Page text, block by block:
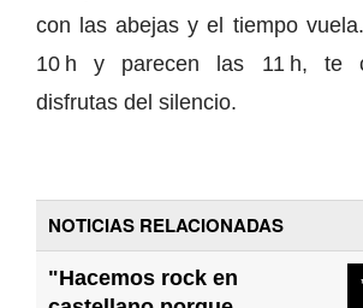
con las abejas y el tiempo
10 h y parecen las 11 h, te
disfrutas del silencio.
NOTICIAS RELACIONADAS
"Hacemos rock en